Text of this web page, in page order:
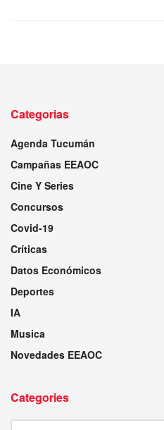
Categorias
Agenda Tucumán
Campañas EEAOC
Cine Y Series
Concursos
Covid-19
Críticas
Datos Económicos
Deportes
IA
Musica
Novedades EEAOC
Categories